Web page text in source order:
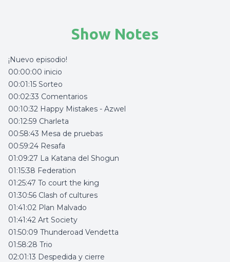
Show Notes
¡Nuevo episodio!
00:00:00 inicio
00:01:15 Sorteo
00:02:33 Comentarios
00:10:32 Happy Mistakes - Azwel
00:12:59 Charleta
00:58:43 Mesa de pruebas
00:59:24 Resafa
01:09:27 La Katana del Shogun
01:15:38 Federation
01:25:47 To court the king
01:30:56 Clash of cultures
01:41:02 Plan Malvado
01:41:42 Art Society
01:50:09 Thunderoad Vendetta
01:58:28 Trio
02:01:13 Despedida y cierre